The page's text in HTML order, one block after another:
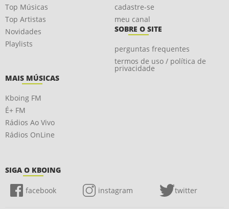
Top Músicas
Top Artistas
Novidades
Playlists
cadastre-se
meu canal
SOBRE O SITE
perguntas frequentes
termos de uso / política de
privacidade
MAIS MÚSICAS
Kboing FM
É+ FM
Rádios Ao Vivo
Rádios OnLine
SIGA O KBOING
facebook instagram twitter